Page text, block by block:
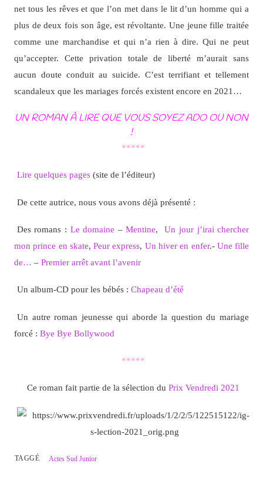
net tous les rêves et que l’on met dans le lit d’un homme qui a
plus de deux fois son âge, est révoltante. Une jeune fille traitée
comme une marchandise et qui n’a rien à dire. Qui ne peut
qu’accepter. Cette privation totale de liberté m’aurait sans
aucun doute conduit au suicide. C’est terrifiant et tellement
scandaleux que les mariages forcés existent encore en 2021…
UN ROMAN À LIRE QUE VOUS SOYEZ ADO OU NON
!
*****
Lire quelques pages(site de l’éditeur)
De cette autrice, nous vous avons déjà présenté :
Des romans : Le domaine –Mentine,Un jour j’irai chercher
mon prince en skate,Peur express, Un hiver en enfer.- Une fille
de… – Premier arrêt avant l’avenir
Un album-CD pour les bébés : Chapeau d’été
Un autre roman jeunesse qui aborde la question du mariage
forcé : Bye Bye Bollywood
*****
Ce roman fait partie de la sélection du Prix Vendredi 2021
TAGGÉ Actes Sud Junior